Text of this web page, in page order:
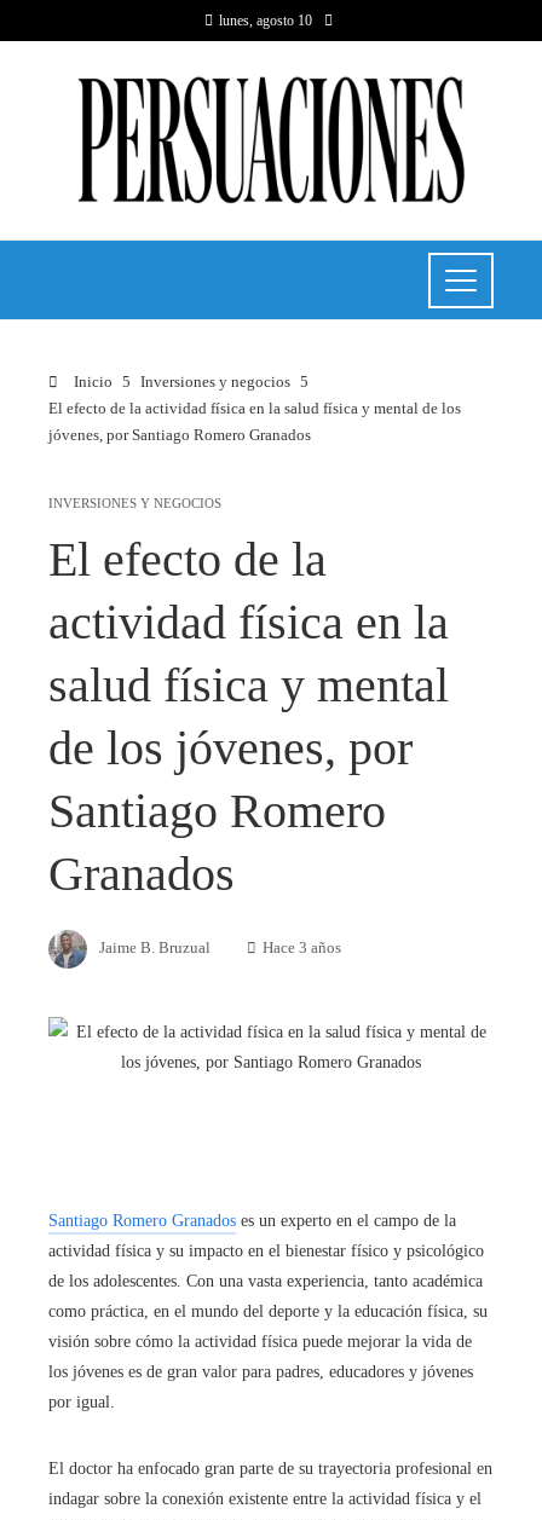
lunes, agosto 10
Inicio
Inversiones y negocios
El efecto de la actividad física en la salud física y mental de los
jóvenes, por Santiago Romero Granados
INVERSIONES Y NEGOCIOS
El efecto de la
actividad física en la
salud física y mental
de los jóvenes, por
Santiago Romero
Granados
Jaime B. Bruzual Hace 3 años
Santiago Romero Granados es un experto en el campo de la
actividad física y su impacto en el bienestar físico y psicológico
de los adolescentes. Con una vasta experiencia, tanto académica
como práctica, en el mundo del deporte y la educación física, su
visión sobre cómo la actividad física puede mejorar la vida de
los jóvenes es de gran valor para padres, educadores y jóvenes
por igual.
El doctor ha enfocado gran parte de su trayectoria profesional en
indagar sobre la conexión existente entre la actividad física y el